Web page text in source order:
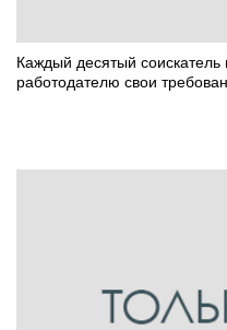
Каждый десятый
работодателю свои